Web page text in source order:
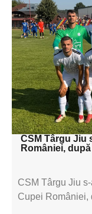
textul
textul
textul
CSM Târgu Jiu
României,
CSM Târgu Jiu
Cupei României,